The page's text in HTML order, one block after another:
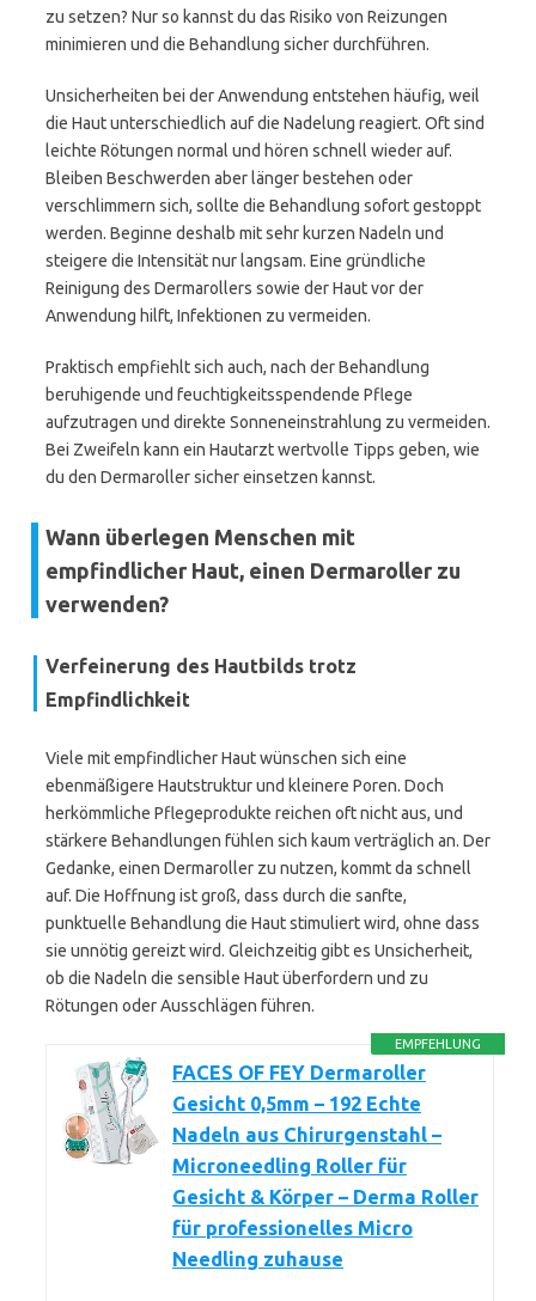
zu setzen? Nur so kannst du das Risiko von Reizungen
minimieren und die Behandlung sicher durchführen.
Unsicherheiten bei der Anwendung entstehen häufig, weil
die Haut unterschiedlich auf die Nadelung reagiert. Oft sind
leichte Rötungen normal und hören schnell wieder auf.
Bleiben Beschwerden aber länger bestehen oder
verschlimmern sich, sollte die Behandlung sofort gestoppt
werden. Beginne deshalb mit sehr kurzen Nadeln und
steigere die Intensität nur langsam. Eine gründliche
Reinigung des Dermarollers sowie der Haut vor der
Anwendung hilft, Infektionen zu vermeiden.
Praktisch empfiehlt sich auch, nach der Behandlung
beruhigende und feuchtigkeitsspendende Pflege
aufzutragen und direkte Sonneneinstrahlung zu vermeiden.
Bei Zweifeln kann ein Hautarzt wertvolle Tipps geben, wie
du den Dermaroller sicher einsetzen kannst.
Wann überlegen Menschen mit
empfindlicher Haut, einen Dermaroller zu
verwenden?
Verfeinerung des Hautbilds trotz
Empfindlichkeit
Viele mit empfindlicher Haut wünschen sich eine
ebenmäßigere Hautstruktur und kleinere Poren. Doch
herkömmliche Pflegeprodukte reichen oft nicht aus, und
stärkere Behandlungen fühlen sich kaum verträglich an. Der
Gedanke, einen Dermaroller zu nutzen, kommt da schnell
auf. Die Hoffnung ist groß, dass durch die sanfte,
punktuelle Behandlung die Haut stimuliert wird, ohne dass
sie unnötig gereizt wird. Gleichzeitig gibt es Unsicherheit,
ob die Nadeln die sensible Haut überfordern und zu
Rötungen oder Ausschlägen führen.
EMPFEHLUNG
FACES OF FEY Dermaroller
Gesicht 0,5mm – 192 Echte
Nadeln aus Chirurgenstahl –
Microneedling Roller für
Gesicht & Körper – Derma Roller
für professionelles Micro
Needling zuhause